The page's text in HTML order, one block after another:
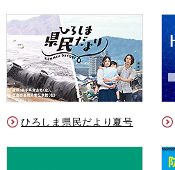
ひろしま県民だより夏号